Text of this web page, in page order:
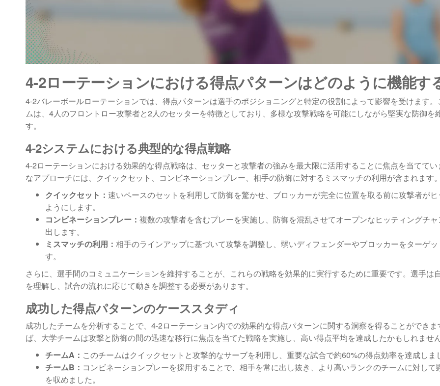
4-2ローテーションにおける得点パターンはどのように機能す
4-2バレーボールローテーションでは、得点パターンは選手のポジショニングと特定の役割によって影響を受けます
ムは、4人のフロントロー攻撃者と2人のセッターを特徴としており、多様な攻撃戦略を可能にしながら堅実な防御を
す。
4-2システムにおける典型的な得点戦略
4-2ローテーションにおける効果的な得点戦略は、セッターと攻撃者の強みを最大限に活用することに焦点を当てて
なアプローチには、クイックセット、コンビネーションプレー、相手の防御に対するミスマッチの利用が含まれます
クイックセット： 速いペースのセットを利用して防御を驚かせ、ブロッカーが完全に位置を取る前に攻撃者が
ようにします。
コンビネーションプレー： 複数の攻撃者を含むプレーを実施し、防御を混乱させてオープンなヒッティングチ
出します。
ミスマッチの利用： 相手のラインアップに基づいて攻撃を調整し、弱いディフェンダーやブロッカーをターゲ
す。
さらに、選手間のコミュニケーションを維持することが、これらの戦略を効果的に実行するために重要です。選手は
を理解し、試合の流れに応じて動きを調整する必要があります。
成功した得点パターンのケーススタディ
成功したチームを分析することで、4-2ローテーション内での効果的な得点パターンに関する洞察を得ることができ
ば、大学チームは攻撃と防御の間の迅速な移行に焦点を当てた戦略を実施し、高い得点平均を達成したかもしれませ
チームA： このチームはクイックセットと攻撃的なサーブを利用し、重要な試合で約60%の得点効率を達成しま
チームB： コンビネーションプレーを採用することで、相手を常に出し抜き、より高いランクのチームに対して
を収めました。